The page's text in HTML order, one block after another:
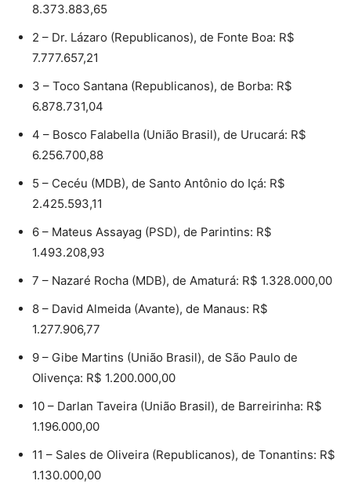
8.373.883,65
2 – Dr. Lázaro (Republicanos), de Fonte Boa: R$
7.777.657,21
3 – Toco Santana (Republicanos), de Borba: R$
6.878.731,04
4 – Bosco Falabella (União Brasil), de Urucará: R$
6.256.700,88
5 – Cecéu (MDB), de Santo Antônio do Içá: R$
2.425.593,11
6 – Mateus Assayag (PSD), de Parintins: R$
1.493.208,93
7 – Nazaré Rocha (MDB), de Amaturá: R$ 1.328.000,00
8 – David Almeida (Avante), de Manaus: R$
1.277.906,77
9 – Gibe Martins (União Brasil), de São Paulo de
Olivença: R$ 1.200.000,00
10 – Darlan Taveira (União Brasil), de Barreirinha: R$
1.196.000,00
11 – Sales de Oliveira (Republicanos), de Tonantins: R$
1.130.000,00